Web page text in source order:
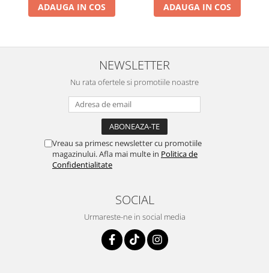
ADAUGA IN COS ADAUGA IN COS
NEWSLETTER
Nu rata ofertele si promotiile noastre
Vreau sa primesc newsletter cu promotiile
magazinului. Afla mai multe in Politica de
Confidentialitate
SOCIAL
Urmareste-ne in social media